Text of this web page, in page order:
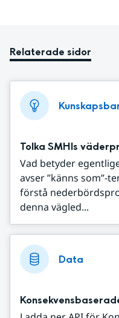
Relaterade sidor
Tolka SMHIs
Vad betyder
avser ”känns som”-
förstå
denna vägled...
Data